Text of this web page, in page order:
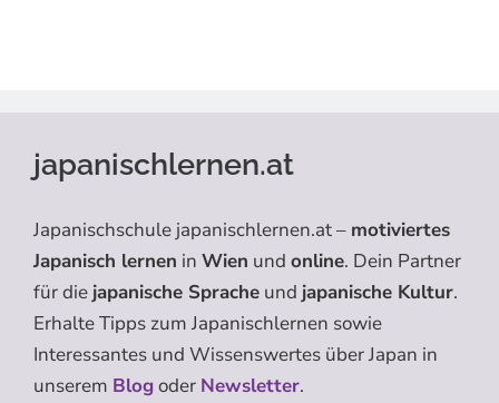
japanischlernen.at
Japanischschule japanischlernen.at – motiviertes
Japanisch lernen in Wien und online. Dein Partner
für die japanische Sprache und japanische Kultur.
Erhalte Tipps zum Japanischlernen sowie
Interessantes und Wissenswertes über Japan in
unserem Blogoder Newsletter.